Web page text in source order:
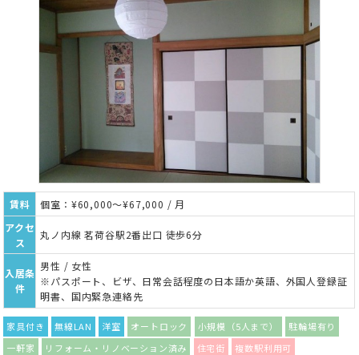
賃料
個室：¥60,000～¥67,000 / 月
アクセ
ス
丸ノ内線 茗荷谷駅2番出口 徒歩6分
入居条
件
男性 / 女性
※パスポート、ビザ、日常会話程度の日本語か英語、外国人登録証
明書、国内緊急連絡先
家具付き 無線LAN 洋室 オートロック 小規模（5人まで）
駐輪場有り
一軒家
リフォーム・リノベーション済み 住宅街
複数駅利用可